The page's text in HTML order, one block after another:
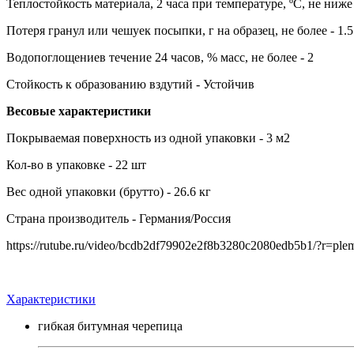
Теплостойкость материала, 2 часа при температуре, ºС, не
Потеря гранул или чешуек посыпки, г на образец, не более - 1.5
Водопоглощениев течение 24 часов, % масс, не более - 2
Стойкость к образованию вздутий - Устойчив
Весовые характеристики
Покрываемая поверхность из одной упаковки - 3 м2
Кол-во в упаковке - 22 шт
Вес одной упаковки (брутто) - 26.6 кг
Страна производитель - Германия/Россия
https://rutube.ru/video/bcdb2df79902e2f8b3280c2080edb5b1/
Характеристики
гибкая битумная черепица